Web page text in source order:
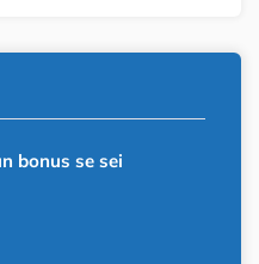
bonus se sei